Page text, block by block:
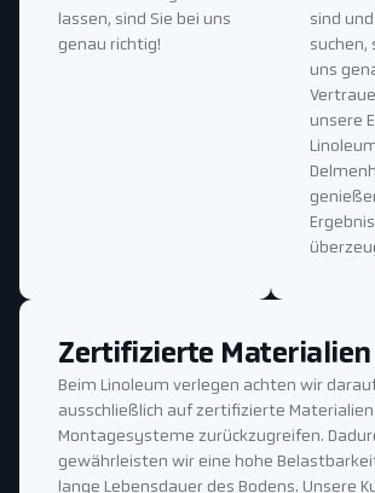
sind
suchen,
uns
unsere
lassen, sind Sie bei uns
genau richtig!
Zertifizierte Materialien
Beim Linoleum verlegen achten wir
ausschließlich auf zertifizierte
Montagesysteme zurückzugreifen.
gewährleisten wir eine hohe
lange Lebensdauer des Bodens. Unsere